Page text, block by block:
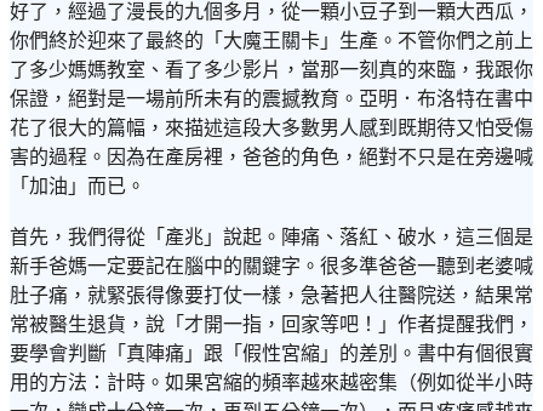
好了，經過了漫長的九個多月，從一顆小豆子到一顆大西瓜，
你們終於迎來了最終的「大魔王關卡」生產。不管你們之前上
了多少媽媽教室、看了多少影片，當那一刻真的來臨，我跟你
保證，絕對是一場前所未有的震撼教育。亞明．布洛特在書中
花了很大的篇幅，來描述這段大多數男人感到既期待又怕受傷
害的過程。因為在產房裡，爸爸的角色，絕對不只是在旁邊喊
「加油」而已。
首先，我們得從「產兆」說起。陣痛、落紅、破水，這三個是
新手爸媽一定要記在腦中的關鍵字。很多準爸爸一聽到老婆喊
肚子痛，就緊張得像要打仗一樣，急著把人往醫院送，結果常
常被醫生退貨，說「才開一指，回家等吧！」作者提醒我們，
要學會判斷「真陣痛」跟「假性宮縮」的差別。書中有個很實
用的方法：計時。如果宮縮的頻率越來越密集（例如從半小時